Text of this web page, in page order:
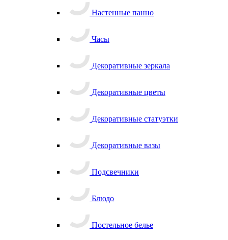
Настенные панно
Часы
Декоративные зеркала
Декоративные цветы
Декоративные статуэтки
Декоративные вазы
Подсвечники
Блюдо
Постельное белье